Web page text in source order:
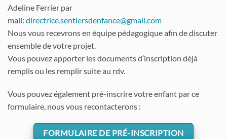
Adeline Ferrier par
mail: directrice.sentiersdenfance@gmail.com
Nous vous recevrons en équipe pédagogique afin de discuter
ensemble de votre projet.
Vous pouvez apporter les documents d’inscription déjà
remplis ou les remplir suite au rdv.
Vous pouvez également pré-inscrire votre enfant par ce
formulaire, nous vous recontacterons :
FORMULAIRE DE PRÉ-INSCRIPTION